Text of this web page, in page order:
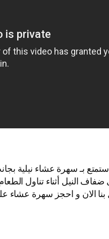
بـ سهرة عشاء نيلية
النيل أثناء تناول
الان و احجز سهرة عشاء